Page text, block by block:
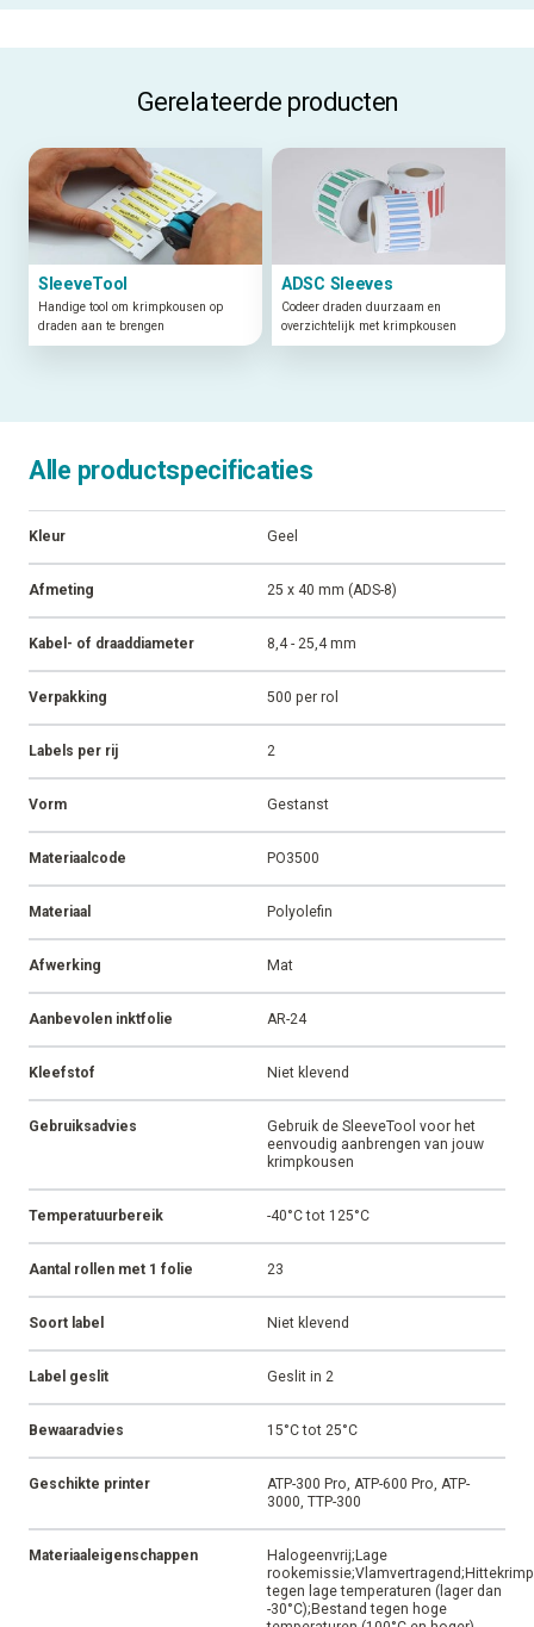
Gerelateerde producten
SleeveTool
Handige tool om krimpkousen op
draden aan te brengen
ADSC Sleeves
Codeer draden duurzaam en
overzichtelijk met krimpkousen
Alle productspecificaties
Kleur Geel
Afmeting 25 x 40 mm (ADS-8)
Kabel- of draaddiameter 8,4 - 25,4 mm
Verpakking 500 per rol
Labels per rij 2
Vorm Gestanst
Materiaalcode PO3500
Materiaal Polyolefin
Afwerking Mat
Aanbevolen inktfolie AR-24
Kleefstof Niet klevend
Gebruiksadvies
Gebruik de SleeveTool voor het
eenvoudig aanbrengen van jouw
krimpkousen
Temperatuurbereik -40°C tot 125°C
Aantal rollen met 1 folie 23
Soort label Niet klevend
Label geslit Geslit in 2
Bewaaradvies 15°C tot 25°C
Geschikte printer
ATP-300 Pro, ATP-600 Pro, ATP-
3000, TTP-300
Materiaaleigenschappen
Halogeenvrij;Lage
tegen lage temperaturen (lager dan
-30°C);Bestand tegen hoge